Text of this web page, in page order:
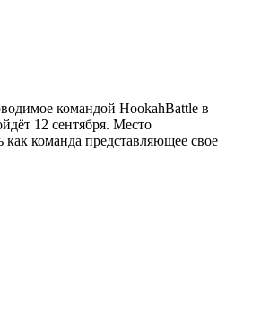
командой HookahBattle в
12 сентября. Место
команда представляющее свое